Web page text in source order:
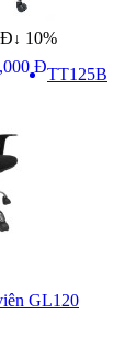
Đ ↓ 10%
ĐTT125B
GL120